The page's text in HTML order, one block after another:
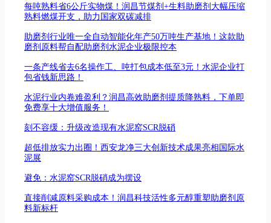
每吨熟料省6公斤实物煤！润昌节煤剂+生料助磨剂大幅压缩
熟料燃煤开支，助力国家双碳减排
助磨剂行业唯一全自动智能化年产50万吨生产基地！这款助
磨剂原料帮自配助磨剂水泥企业极限控本
一条产线省去6名操作工、吨打包成本低至3元！水泥企业打
包省钱新思路！
水泥行业内卷难盈利？润昌高效助磨剂提质降熟料，下单即
免费享十大增值服务！
刻不容缓：升级改造现有水泥窑SCR脱硝
超低排放实力出圈！西安龙净三大创新技术成果亮相国际水
泥展
避免：水泥窑SCR脱硝成为摆设
直接削减原料采购成本！润昌科技活性多元醇重塑助磨剂原
料新标杆